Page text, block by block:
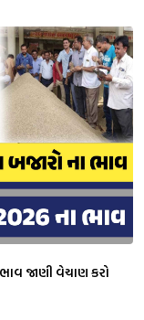
જાણી વેચાણ કરો